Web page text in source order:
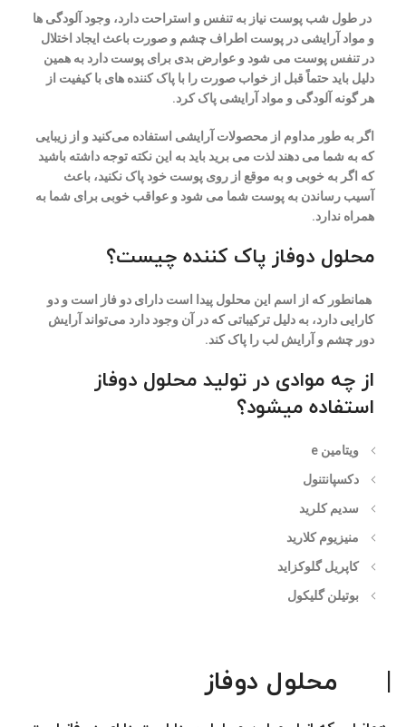
در طول شب پوست نیاز به تنفس و استراحت دارد، وجود آلودگی ها
و مواد آرایشی در پوست اطراف چشم و صورت باعث ایجاد اختلال
در تنفس پوست می شود و عوارض بدی برای پوست دارد به همین
دلیل باید حتماً قبل از خواب صورت را با پاک کننده های با کیفیت از
هر گونه آلودگی و مواد آرایشی پاک کرد.
اگر به طور مداوم از محصولات آرایشی استفاده می‌کنید و از زیبایی
که به شما می دهند لذت می برید باید به این نکته توجه داشته باشید
که اگر به خوبی و به موقع از روی پوست خود پاک نکنید، باعث
آسیب رساندن به پوست شما می شود و عواقب خوبی برای شما به
همراه ندارد.
محلول دوفاز پاک کننده چیست؟
همانطور که از اسم این محلول پیدا است دارای دو فاز است و دو
کارایی دارد، به دلیل ترکیباتی که در آن وجود دارد می‌تواند آرایش
دور چشم و آرایش لب را پاک کند.
از چه موادی در تولید محلول دوفاز
استفاده میشود؟
ویتامین e
دکسپانتنول
سدیم کلرید
منیزیوم کلارید
کاپریل گلوکزاید
بوتیلن گلیکول
| محلول دوفاز